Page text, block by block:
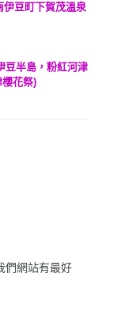
們網站有最好
伊豆町下賀茂溫泉
豆半島，粉紅河津
花祭)
好，發現可